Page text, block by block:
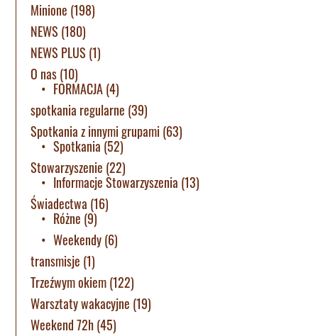
Minione (198)
NEWS (180)
NEWS PLUS (1)
O nas(10)
FORMACJA(4)
spotkania regularne (39)
Spotkania z innymi grupami (63)
Spotkania (52)
Stowarzyszenie (22)
Informacje Stowarzyszenia (13)
Świadectwa (16)
Różne (9)
Weekendy(6)
transmisje (1)
Trzeźwym okiem(122)
Warsztaty wakacyjne (19)
Weekend 72h(45)